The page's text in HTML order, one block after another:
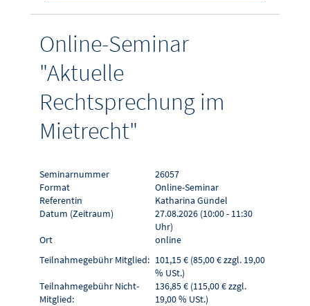
Online-Seminar
"Aktuelle
Rechtsprechung im
Mietrecht"
Seminarnummer
26057
Format
Online-Seminar
Referentin
Katharina Gündel
Datum (Zeitraum)
27.08.2026 (10:00 - 11:30
Uhr)
Ort
online
Teilnahmegebühr Mitglied: 101,15 € (85,00 € zzgl. 19,00
% USt.)
Teilnahmegebühr Nicht-
Mitglied:
136,85 € (115,00 € zzgl.
19,00 % USt.)